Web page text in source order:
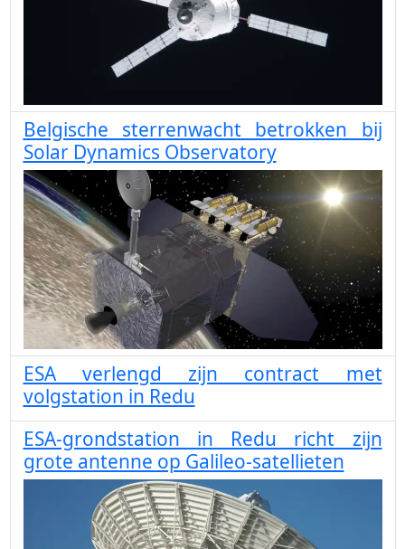
Belgische sterrenwacht betrokken bij
Solar Dynamics Observatory
ESA verlengd zijn contract met
volgstation in Redu
ESA-grondstation in Redu richt zijn
grote antenne op Galileo-satellieten